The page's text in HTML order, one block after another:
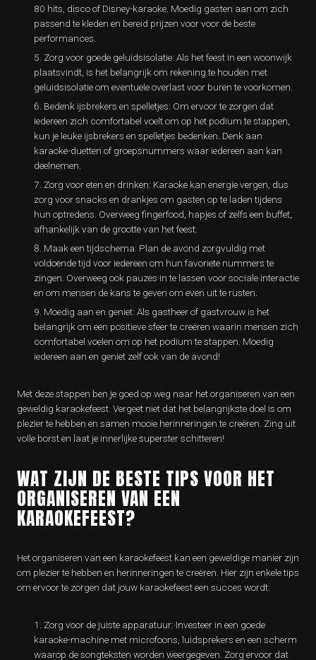
80 hits, disco of Disney-karaoke. Moedig gasten aan om zich
passend te kleden en bereid prijzen voor voor de beste
performances.
Zorg voor goede geluidsisolatie: Als het feest in een woonwijk
plaatsvindt, is het belangrijk om rekening te houden met
geluidsisolatie om eventuele overlast voor buren te voorkomen.
Bedenk ijsbrekers en spelletjes: Om ervoor te zorgen dat
iedereen zich comfortabel voelt om op het podium te stappen,
kun je leuke ijsbrekers en spelletjes bedenken. Denk aan
karaoke-duetten of groepsnummers waar iedereen aan kan
deelnemen.
Zorg voor eten en drinken: Karaoke kan energie vergen, dus
zorg voor snacks en drankjes om gasten op te laden tijdens
hun optredens. Overweeg fingerfood, hapjes of zelfs een buffet,
afhankelijk van de grootte van het feest.
Maak een tijdschema: Plan de avond zorgvuldig met
voldoende tijd voor iedereen om hun favoriete nummers te
zingen. Overweeg ook pauzes in te lassen voor sociale interactie
en om mensen de kans te geven om even uit te rusten.
Moedig aan en geniet: Als gastheer of gastvrouw is het
belangrijk om een positieve sfeer te creëren waarin mensen zich
comfortabel voelen om op het podium te stappen. Moedig
iedereen aan en geniet zelf ook van de avond!
Met deze stappen ben je goed op weg naar het organiseren van een
geweldig karaokefeest. Vergeet niet dat het belangrijkste doel is om
plezier te hebben en samen mooie herinneringen te creëren. Zing uit
volle borst en laat je innerlijke superster schitteren!
WAT ZIJN DE BESTE TIPS VOOR HET
ORGANISEREN VAN EEN
KARAOKEFEEST?
Het organiseren van een karaokefeest kan een geweldige manier zijn
om plezier te hebben en herinneringen te creëren. Hier zijn enkele tips
om ervoor te zorgen dat jouw karaokefeest een succes wordt:
Zorg voor de juiste apparatuur: Investeer in een goede
karaoke-machine met microfoons, luidsprekers en een scherm
waarop de songteksten worden weergegeven. Zorg ervoor dat